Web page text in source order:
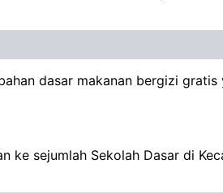
dasar makanan bergizi gratis
ke sejumlah Sekolah Dasar di